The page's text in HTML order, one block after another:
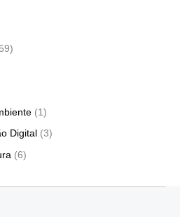
(1)
Digital (3)
(6)